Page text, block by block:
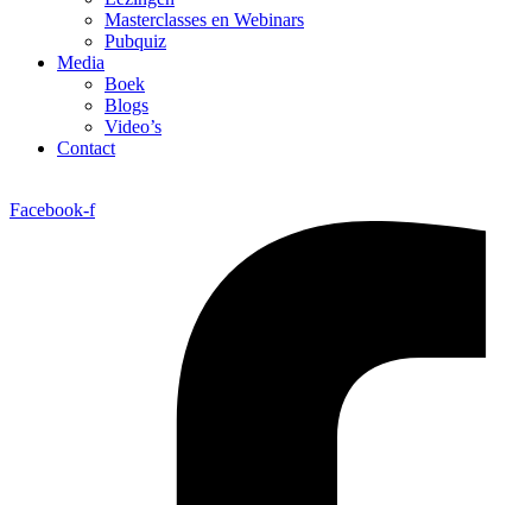
Masterclasses en Webinars
Pubquiz
Media
Boek
Blogs
Video’s
Contact
Facebook-f